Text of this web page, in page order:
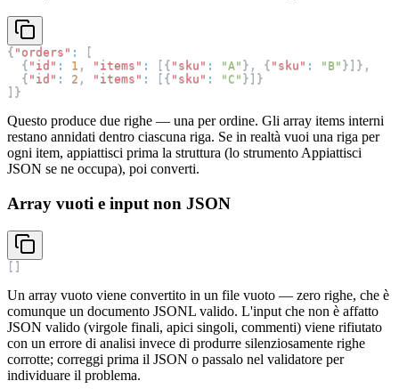
{ "orders" :
[
{ "id" : 1 , "items" : [ { "sku" : "A" } , { "sku" : "B" } ] } ,
{ "id" : 2 , "items" : [ { "sku" : "C" } ] }
] }
Questo produce due righe — una per ordine. Gli array items interni
restano annidati dentro ciascuna riga. Se in realtà vuoi una riga per
ogni item, appiattisci prima la struttura (lo strumento Appiattisci
JSON se ne occupa), poi converti.
Array vuoti e input non JSON
[ ]
Un array vuoto viene convertito in un file vuoto — zero righe, che è
comunque un documento JSONL valido. L'input che non è affatto
JSON valido (virgole finali, apici singoli, commenti) viene rifiutato
con un errore di analisi invece di produrre silenziosamente righe
corrotte; correggi prima il JSON o passalo nel validatore per
individuare il problema.